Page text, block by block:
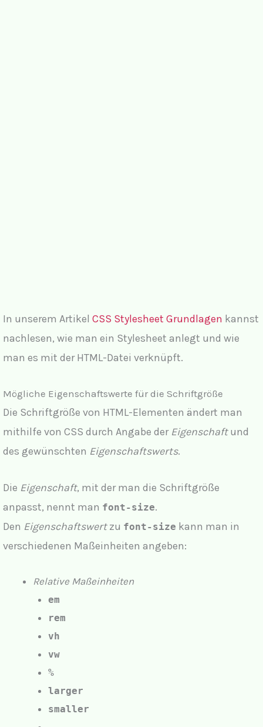
In unserem Artikel CSS Stylesheet Grundlagen kannst
nachlesen, wie man ein Stylesheet anlegt und wie
man es mit der HTML-Datei verknüpft.
Mögliche Eigenschaftswerte für die Schriftgröße
Die Schriftgröße von HTML-Elementen ändert man
mithilfe von CSS durch Angabe der Eigenschaftund
des gewünschten Eigenschaftswerts.
Die Eigenschaft, mit der man die Schriftgröße
anpasst, nennt man font-size.
Den Eigenschaftswertzu font-size kann man in
verschiedenen Maßeinheiten angeben:
Relative Maßeinheiten
em
rem
vh
vw
%
larger
smaller